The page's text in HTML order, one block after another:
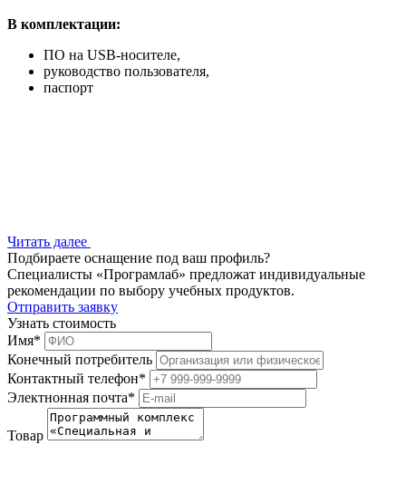
В комплектации:
ПО на USB-носителе,
руководство пользователя,
паспорт
Читать далее
Подбираете оснащение под ваш профиль?
Специалисты «Програмлаб» предложат индивидуальные
рекомендации по выбору учебных продуктов.
Отправить заявку
Узнать стоимость
Имя*
Конечный потребитель
Контактный телефон*
Электнонная почта*
Товар